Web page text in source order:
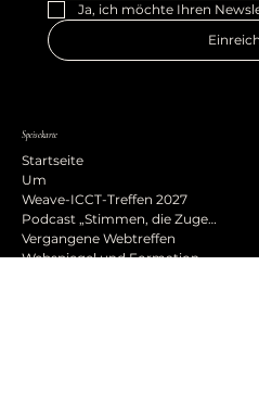
Ja, ich möchte Ihren
Speisekarte
Startseite
Um
Weave-ICCT-Treffen 2027
Podcast „Stimmen, die Zugehörigkeit prägen“
Vergangene Webtreffen
Webspiegel und Formation